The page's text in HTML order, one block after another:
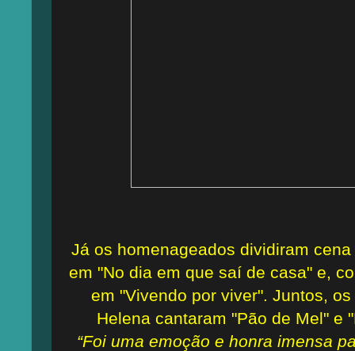
Já os homenageados dividiram
em "No dia em que saí de casa" e,
em "Vivendo por viver". Juntos,
Helena cantaram "Pão de Mel" e
“Foi uma emoção e honra imensa